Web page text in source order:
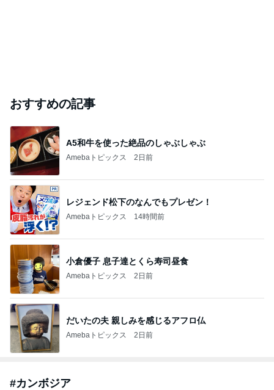
おすすめの記事
A5和牛を使った絶品のしゃぶしゃぶ
Amebaトピックス 2日前
レジェンド松下のなんでもプレゼン！
Amebaトピックス 14時間前
小倉優子 息子達とくら寿司昼食
Amebaトピックス 2日前
だいたの夫 親しみを感じるアフロ仏
Amebaトピックス 2日前
#カンボジア